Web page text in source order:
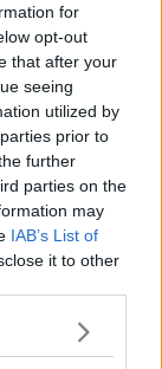
for
opt-out
that after your
seeing
utilized by
prior to
further
parties on the
may
IAB’s List of
it to other
more Google
mini club e
con
di avere